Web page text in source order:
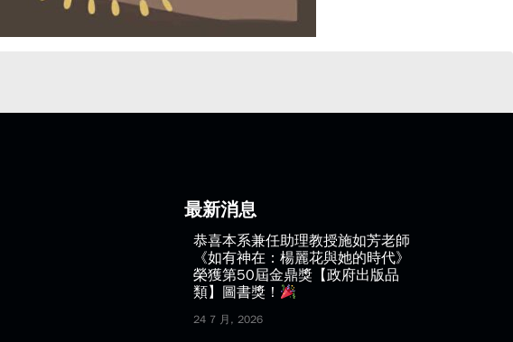
最新消息
恭喜本系兼任助理教授施如芳老師
《如有神在：楊麗花與她的時代》
榮獲第50屆金鼎獎【政府出版品
類】圖書獎！
24 7 月, 2026